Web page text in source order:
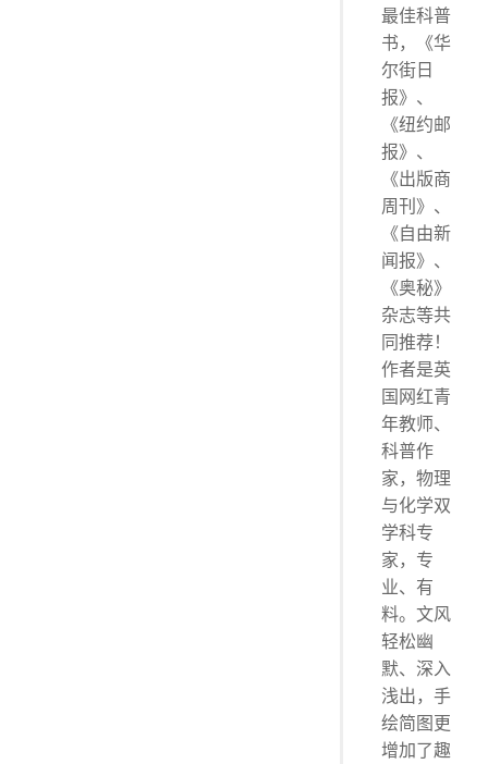
金玉其外
附录Ⅲ：薛定谔方程
划线评论
一闪一闪
划线评论
那些疯狂的问题
划线评论
章节评论 No.1
燃烧！燃烧！
划线评论
最强的酸
划线评论
夸张的元素
划线评论
书评 No.1
最佳科普
书，《华
尔街日
报》、
《纽约邮
报》、
《出版商
周刊》、
《自由新
闻报》、
《奥秘》
杂志等共
同推荐！
作者是英
国网红青
年教师、
科普作
家，物理
与化学双
学科专
家，专
业、有
料。文风
轻松幽
默、深入
浅出，手
绘简图更
增加了趣